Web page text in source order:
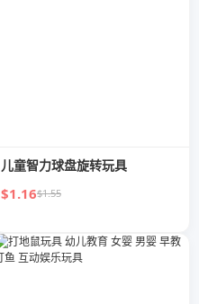
儿童智力球盘旋转玩具
$1.16$1.55